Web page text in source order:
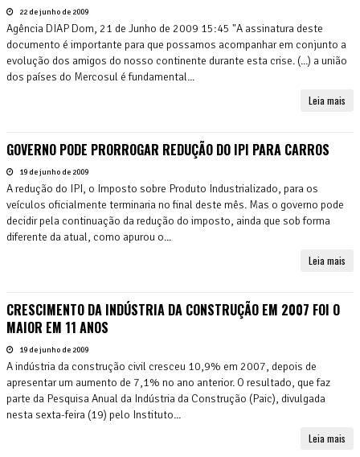
22 de junho de 2009
Agência DIAP Dom, 21 de Junho de 2009 15:45 "A assinatura deste
documento é importante para que possamos acompanhar em conjunto a
evolução dos amigos do nosso continente durante esta crise. (...) a união
dos países do Mercosul é fundamental...
Leia mais
GOVERNO PODE PRORROGAR REDUÇÃO DO IPI PARA CARROS
19 de junho de 2009
A redução do IPI, o Imposto sobre Produto Industrializado, para os
veículos oficialmente terminaria no final deste mês. Mas o governo pode
decidir pela continuação da redução do imposto, ainda que sob forma
diferente da atual, como apurou o...
Leia mais
CRESCIMENTO DA INDÚSTRIA DA CONSTRUÇÃO EM 2007 FOI O
MAIOR EM 11 ANOS
19 de junho de 2009
A indústria da construção civil cresceu 10,9% em 2007, depois de
apresentar um aumento de 7,1% no ano anterior. O resultado, que faz
parte da Pesquisa Anual da Indústria da Construção (Paic), divulgada
nesta sexta-feira (19) pelo Instituto...
Leia mais